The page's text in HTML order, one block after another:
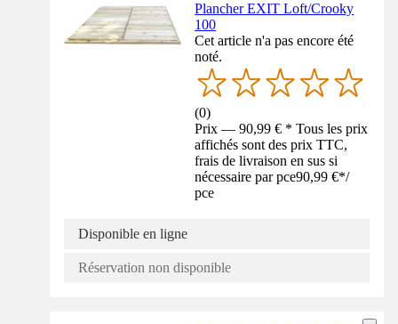
Plancher EXIT Loft/Crooky
100
Cet article n'a pas encore été
noté.
(0)
Prix — 90,99 € * Tous les prix
affichés sont des prix TTC,
frais de livraison en sus si
nécessaire par pce90,99 €*/
pce
Disponible en ligne
Réservation non disponible